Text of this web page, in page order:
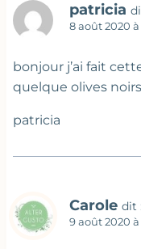
patricia
8 août 2020
bonjour j’ai fait
quelque olives
patricia
Carole dit :
9 août 2020